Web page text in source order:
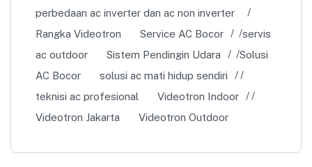
perbedaan ac inverter dan ac non inverter
Rangka Videotron
Service AC Bocor
servis
ac outdoor
Sistem Pendingin Udara
Solusi
AC Bocor
solusi ac mati hidup sendiri
teknisi ac profesional
Videotron Indoor
Videotron Jakarta
Videotron Outdoor